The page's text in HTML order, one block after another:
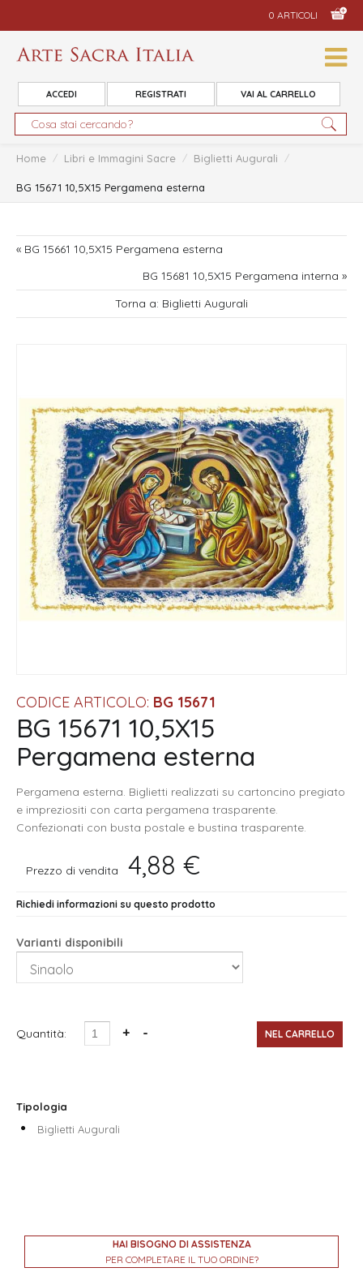
0 ARTICOLI
ACCEDI REGISTRATI VAI AL CARRELLO
Home / Libri e Immagini Sacre / Biglietti Augurali /
BG 15671 10,5X15 Pergamena esterna
« BG 15661 10,5X15 Pergamena esterna
BG 15681 10,5X15 Pergamena interna »
Torna a: Biglietti Augurali
CODICE ARTICOLO: BG 15671
BG 15671 10,5X15
Pergamena esterna
Pergamena esterna. Biglietti realizzati su cartoncino pregiato
e impreziositi con carta pergamena trasparente.
Confezionati con busta postale e bustina trasparente.
Prezzo di vendita 4,88 €
Richiedi informazioni su questo prodotto
Varianti disponibili
Quantità:
Tipologia
Biglietti Augurali
HAI BISOGNO DI ASSISTENZA
PER COMPLETARE IL TUO ORDINE?